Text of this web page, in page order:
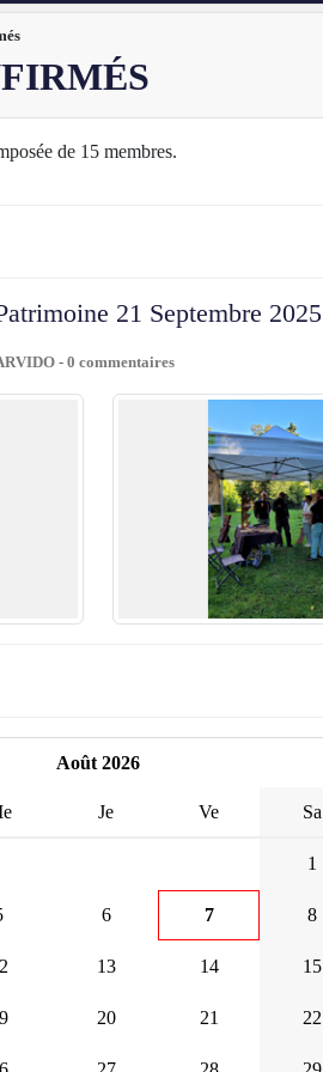
de 15 membres.
21 Septembre 2025
- 0 commentaires
Août 2026
Je Ve Sa
1
6 7 8
13 14 15
20 21 22